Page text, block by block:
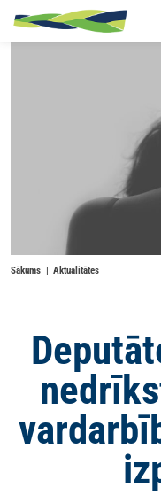
Skip to main content
Sākums Aktualitātes